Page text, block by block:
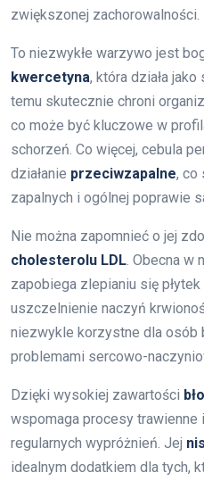
zwiększonej zachorowalności.
To niezwykłe warzywo jest
kwercetyna, która działa
temu skutecznie chroni
co może być kluczowe w
schorzeń. Co więcej, cebula
działanie przeciwzapalne, co
zapalnych i ogólnej poprawie
Nie można zapomnieć o jej
cholesterolu LDL . Obecna w
zapobiega zlepianiu się
uszczelnienie naczyń
niezwykle korzystne dla osób
problemami sercowo-
Dzięki wysokiej zawartości
wspomaga procesy trawienne
regularnych wypróżnień. Jej
idealnym dodatkiem dla tych,